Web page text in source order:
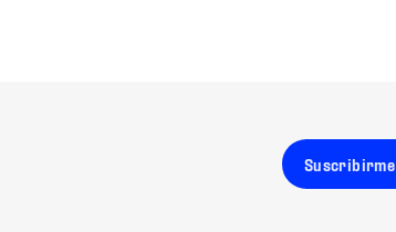
Suscribirme